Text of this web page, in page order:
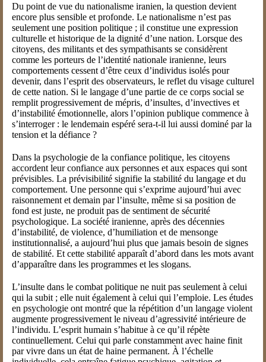
Du point de vue du nationalisme iranien, la question devient
encore plus sensible et profonde. Le nationalisme n’est pas
seulement une position politique ; il constitue une expression
culturelle et historique de la dignité d’une nation. Lorsque des
citoyens, des militants et des sympathisants se considèrent
comme les porteurs de l’identité nationale iranienne, leurs
comportements cessent d’être ceux d’individus isolés pour
devenir, dans l’esprit des observateurs, le reflet du visage culturel
de cette nation. Si le langage d’une partie de ce corps social se
remplit progressivement de mépris, d’insultes, d’invectives et
d’instabilité émotionnelle, alors l’opinion publique commence à
s’interroger : le lendemain espéré sera-t-il lui aussi dominé par la
tension et la défiance ?
Dans la psychologie de la confiance politique, les citoyens
accordent leur confiance aux personnes et aux espaces qui sont
prévisibles. La prévisibilité signifie la stabilité du langage et du
comportement. Une personne qui s’exprime aujourd’hui avec
raisonnement et demain par l’insulte, même si sa position de
fond est juste, ne produit pas de sentiment de sécurité
psychologique. La société iranienne, après des décennies
d’instabilité, de violence, d’humiliation et de mensonge
institutionnalisé, a aujourd’hui plus que jamais besoin de signes
de stabilité. Et cette stabilité apparaît d’abord dans les mots avant
d’apparaître dans les programmes et les slogans.
L’insulte dans le combat politique ne nuit pas seulement à celui
qui la subit ; elle nuit également à celui qui l’emploie. Les études
en psychologie ont montré que la répétition d’un langage violent
augmente progressivement le niveau d’agressivité intérieure de
l’individu. L’esprit humain s’habitue à ce qu’il répète
continuellement. Celui qui parle constamment avec haine finit
par vivre dans un état de haine permanent. À l’échelle